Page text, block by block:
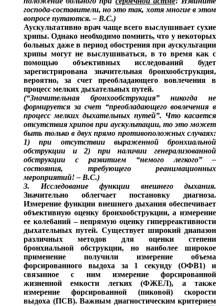
господа-составители, но это так, хотя многие в этом
вопросе путаются. – В.С.)
Аускультативно врач чаще всего выслушивает сухие
хрипы. Однако необходимо помнить, что у некоторых
больных даже в период обострения при аускультации
хрипы могут не выслушиваться, в то время как с
помощью объективных исследований будет
зарегистрирована значительная бронхообструкция,
вероятно, за счет преобладающего вовлечения в
процесс мелких дыхательных путей.
(“Значительная бронхообструкция” никогда не
формируется за счет “преобладающего вовлечения в
процесс мелких дыхательных путей”. Что касается
отсутствия хрипов при аускультации, то это может
быть только в двух прямо противоположных случаях:
1) при отсутствии выраженной бронхиальной
обструкции и 2) при наличии генерализованной
обструкции с развитием “немого легкого” –
состояния, требующего реанимационных
мероприятий! – В.С.)
3. Исследование функции внешнего дыхания.
Значительно облегчает постановку диагноза.
Измерение функции внешнего дыхания обеспечивает
объективную оценку бронхообструкции, а измерение
ее колебаний – непрямую оценку гиперреактивности
дыхательных путей. Существует широкий диапазон
различных методов для оценки степени
бронхиальной обструкции, но наиболее широкое
применение получили измерение объема
форсированного выдоха за 1 секунду (ОФВ1) и
связанное с ним измерение форсированной
жизненной емкости легких (ФЖЕЛ), а также
измерение форсированной (пиковой) скорости
выдоха (ПСВ). Важным диагностическим критерием